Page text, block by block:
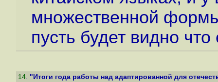
множественной
пусть будет видно
14. "Итоги года работы над адаптированной для